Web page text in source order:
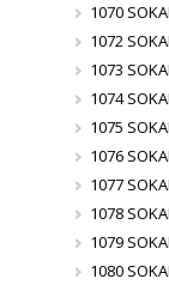
1070
1072
1073
1074
1075
1076
1077
1078
1079
1080